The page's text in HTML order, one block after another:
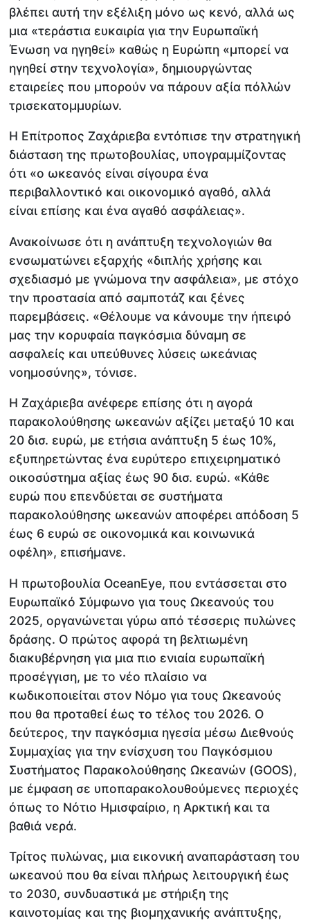
βλέπει αυτή την εξέλιξη μόνο ως κενό, αλλά ως
μια «τεράστια ευκαιρία για την Ευρωπαϊκή
Ένωση να ηγηθεί» καθώς η Ευρώπη «μπορεί να
ηγηθεί στην τεχνολογία», δημιουργώντας
εταιρείες που μπορούν να πάρουν αξία πόλλών
τρισεκατομμυρίων.
Η Επίτροπος Ζαχάριεβα εντόπισε την στρατηγική
διάσταση της πρωτοβουλίας, υπογραμμίζοντας
ότι «ο ωκεανός είναι σίγουρα ένα
περιβαλλοντικό και οικονομικό αγαθό, αλλά
είναι επίσης και ένα αγαθό ασφάλειας».
Ανακοίνωσε ότι η ανάπτυξη τεχνολογιών θα
ενσωματώνει εξαρχής «διπλής χρήσης και
σχεδιασμό με γνώμονα την ασφάλεια», με στόχο
την προστασία από σαμποτάζ και ξένες
παρεμβάσεις. «Θέλουμε να κάνουμε την ήπειρό
μας την κορυφαία παγκόσμια δύναμη σε
ασφαλείς και υπεύθυνες λύσεις ωκεάνιας
νοημοσύνης», τόνισε.
Η Ζαχάριεβα ανέφερε επίσης ότι η αγορά
παρακολούθησης ωκεανών αξίζει μεταξύ 10 και
20 δισ. ευρώ, με ετήσια ανάπτυξη 5 έως 10%,
εξυπηρετώντας ένα ευρύτερο επιχειρηματικό
οικοσύστημα αξίας έως 90 δισ. ευρώ. «Κάθε
ευρώ που επενδύεται σε συστήματα
παρακολούθησης ωκεανών αποφέρει απόδοση 5
έως 6 ευρώ σε οικονομικά και κοινωνικά
οφέλη», επισήμανε.
Η πρωτοβουλία OceanEye, που εντάσσεται στο
Ευρωπαϊκό Σύμφωνο για τους Ωκεανούς του
2025, οργανώνεται γύρω από τέσσερις πυλώνες
δράσης. Ο πρώτος αφορά τη βελτιωμένη
διακυβέρνηση για μια πιο ενιαία ευρωπαϊκή
προσέγγιση, με το νέο πλαίσιο να
κωδικοποιείται στον Νόμο για τους Ωκεανούς
που θα προταθεί έως το τέλος του 2026. Ο
δεύτερος, την παγκόσμια ηγεσία μέσω Διεθνούς
Συμμαχίας για την ενίσχυση του Παγκόσμιου
Συστήματος Παρακολούθησης Ωκεανών (GOOS),
με έμφαση σε υποπαρακολουθούμενες περιοχές
όπως το Νότιο Ημισφαίριο, η Αρκτική και τα
βαθιά νερά.
Τρίτος πυλώνας, μια εικονική αναπαράσταση του
ωκεανού που θα είναι πλήρως λειτουργική έως
το 2030, συνδυαστικά με στήριξη της
καινοτομίας και της βιομηχανικής ανάπτυξης,